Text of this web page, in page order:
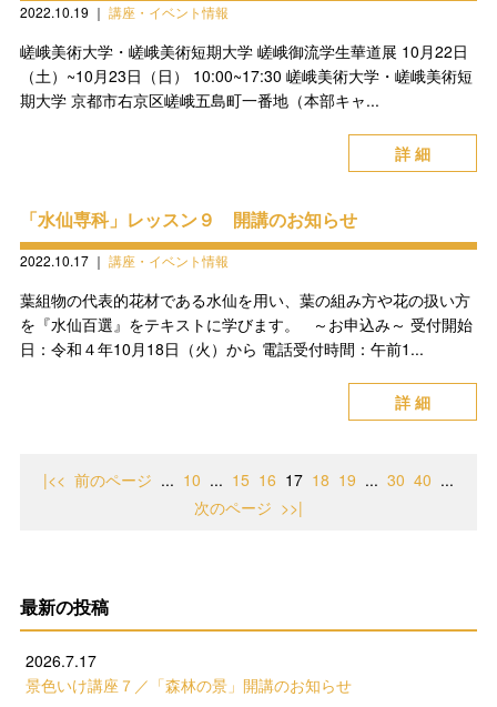
2022.10.19 ｜ 講座・イベント情報
嵯峨美術大学・嵯峨美術短期大学 嵯峨御流学生華道展 10月22日
（土）~10月23日（日） 10:00~17:30 嵯峨美術大学・嵯峨美術短
期大学 京都市右京区嵯峨五島町一番地（本部キャ...
詳 細
「水仙専科」レッスン９ 開講のお知らせ
2022.10.17｜ 講座・イベント情報
葉組物の代表的花材である水仙を用い、葉の組み方や花の扱い方
を『水仙百選』をテキストに学びます。 ～お申込み～ 受付開始
日：令和４年10月18日（火）から 電話受付時間：午前1...
詳 細
|<< 前のページ ... 10 ... 15 16 17 18 19 ... 30 40 ...
次のページ >>|
最新の投稿
2026.7.17
景色いけ講座７／「森林の景」開講のお知らせ